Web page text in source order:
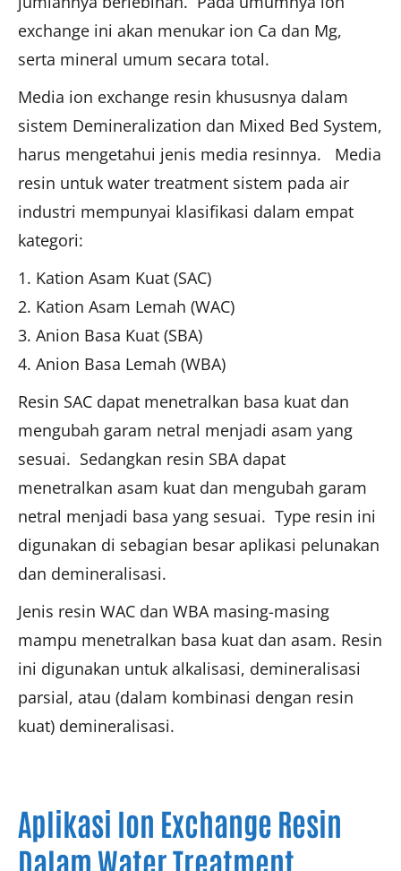
exchange ini akan menukar ion Ca dan Mg,
serta mineral umum secara total.
Media ion exchange resin khususnya dalam
sistem Demineralization dan Mixed Bed System,
harus mengetahui jenis media resinnya. Media
resin untuk water treatment sistem pada air
industri mempunyai klasifikasi dalam empat
kategori:
Kation Asam Kuat (SAC)
Kation Asam Lemah (WAC)
Anion Basa Kuat (SBA)
Anion Basa Lemah (WBA)
Resin SAC dapat menetralkan basa kuat dan
mengubah garam netral menjadi asam yang
sesuai. Sedangkan resin SBA dapat
menetralkan asam kuat dan mengubah garam
netral menjadi basa yang sesuai. Type resin ini
digunakan di sebagian besar aplikasi pelunakan
dan demineralisasi.
Jenis resin WAC dan WBA masing-masing
mampu menetralkan basa kuat dan asam. Resin
ini digunakan untuk alkalisasi, demineralisasi
parsial, atau (dalam kombinasi dengan resin
kuat) demineralisasi.
Aplikasi Ion Exchange Resin
Dalam Water Treatment